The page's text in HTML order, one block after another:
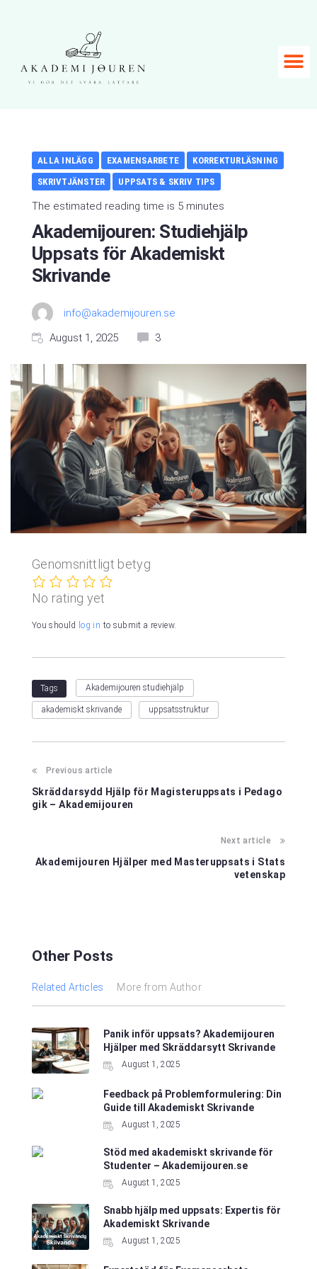
ALLA INLÄGG EXAMENSARBETE
KORREKTURLÄSNING
SKRIVTJÄNSTER
UPPSATS & SKRIV TIPS
The estimated reading time is 5 minutes
Akademijouren: Studiehjälp
Uppsats för Akademiskt
Skrivande
info@akademijouren.se
August 1, 2025
3
Genomsnittligt betyg
No rating yet
You should log in to submit a review.
Tags Akademijouren studiehjälp
akademiskt skrivande uppsatsstruktur
Previous article
Skräddarsydd Hjälp för Magisteruppsats i Pedago
gik – Akademijouren
Next article
Akademijouren Hjälper med Masteruppsats i Stats
vetenskap
Other Posts
Related Articles More from Author
Panik inför uppsats? Akademijouren
Hjälper med Skräddarsytt Skrivande
August 1, 2025
Feedback på Problemformulering: Din
Guide till Akademiskt Skrivande
August 1, 2025
Stöd med akademiskt skrivande för
Studenter – Akademijouren.se
August 1, 2025
Snabb hjälp med uppsats: Expertis för
Akademiskt Skrivande
August 1, 2025